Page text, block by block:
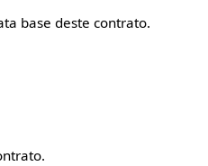
base deste contrato.